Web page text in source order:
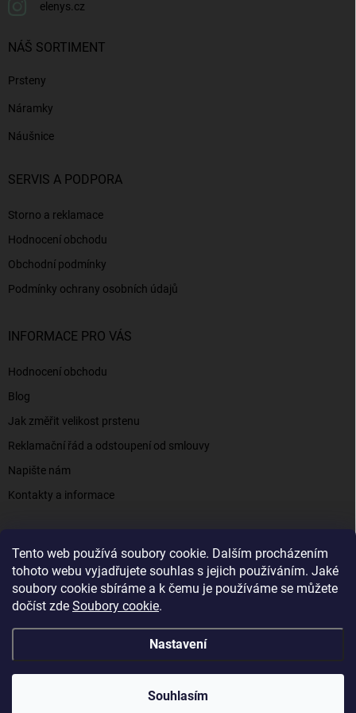
Tento web používá soubory cookie. Dalším procházením
tohoto webu vyjadřujete souhlas s jejich používáním. Jaké
soubory cookie sbíráme a k čemu je používáme se můžete
dočíst zde Soubory cookie.
Nastavení
Souhlasím
elenys.cz
NÁŠ SORTIMENT
Prsteny
Náramky
Náušnice
SERVIS A PODPORA
Storno a reklamace
Hodnocení obchodu
Obchodní podmínky
Podmínky ochrany osobních údajů
INFORMACE PRO VÁS
Hodnocení obchodu
Blog
Jak změřit velikost prstenu
Reklamační řád a odstoupení od smlouvy
Napište nám
Kontakty a informace
Elenys.cz - šperky, kterým věříte už od roku 2016
Vytvořil Shoptet